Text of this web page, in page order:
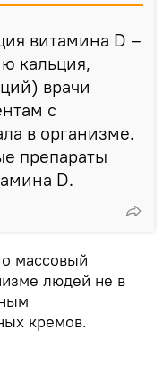
витамина D –
кальция,
врачи
с
в организме.
препараты
D.
массовый
людей не в
кремов.